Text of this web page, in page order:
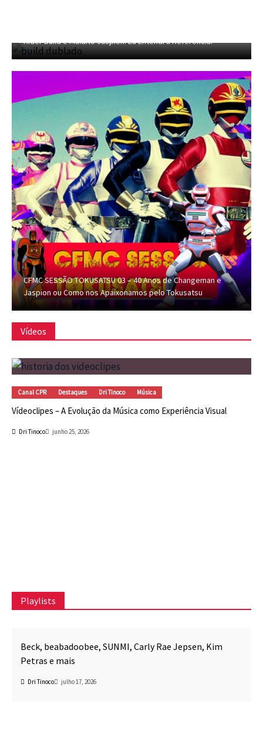
Rider Build e Maldito Jaspion! Eu Entendi a Refêrencia!
CFMC SESSÃO TOKUSATSU 03 – 40 Anos de Changeman e
Jaspion ou Como nos Apaixonamos pelo Tokusatsu
Vídeos
Canal CPR Destaques Dri Tinoco Música
Vídeoclipes – A Evolução da Música como Experiência Visual
Dri Tinoco junho 25, 2026
Playlists
Beck, beabadoobee, SUNMI, Carly Rae Jepsen, Kim
Petras e mais
Dri Tinoco julho 17, 2026